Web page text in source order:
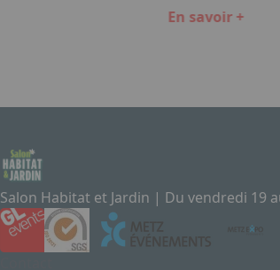
En savoir +
of
Salon Habitat et Jardin | Du vendredi 19